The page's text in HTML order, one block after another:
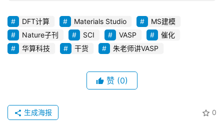
刊
解
读
学
免
DFT计算 Materials Studio
MS建模
Nature子刊
SCI VASP
催化
华算科技
干货 朱老师讲VASP
赞 (0)
0
生成海报